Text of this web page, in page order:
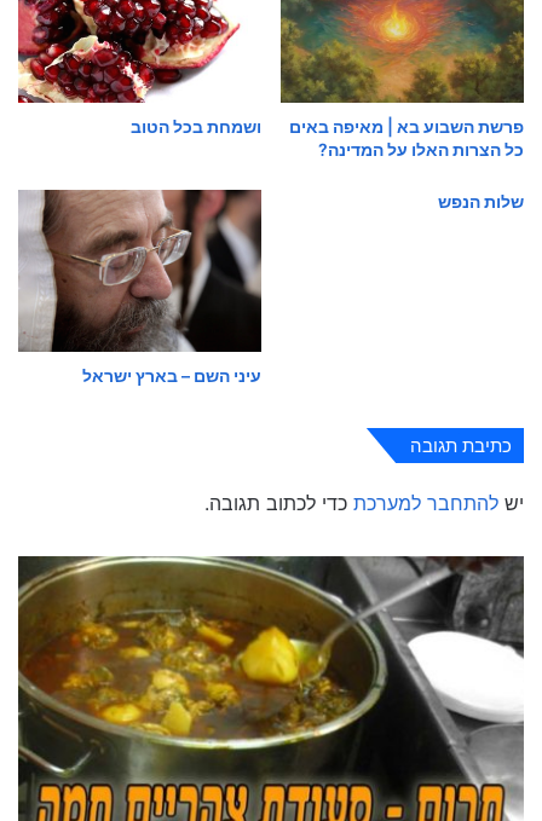
פרשת השבוע בא | מאיפה באים
כל הצרות האלו על המדינה?
ושמחת בכל הטוב
שלות הנפש
עיני השם – בארץ ישראל
כתיבת תגובה
יש להתחבר למערכת כדי לכתוב תגובה.